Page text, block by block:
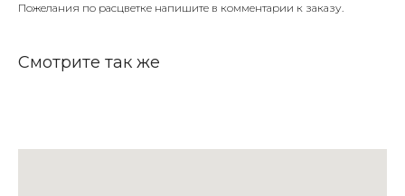
Пожелания по расцветке напишите в комментарии к заказу.
Смотрите так же